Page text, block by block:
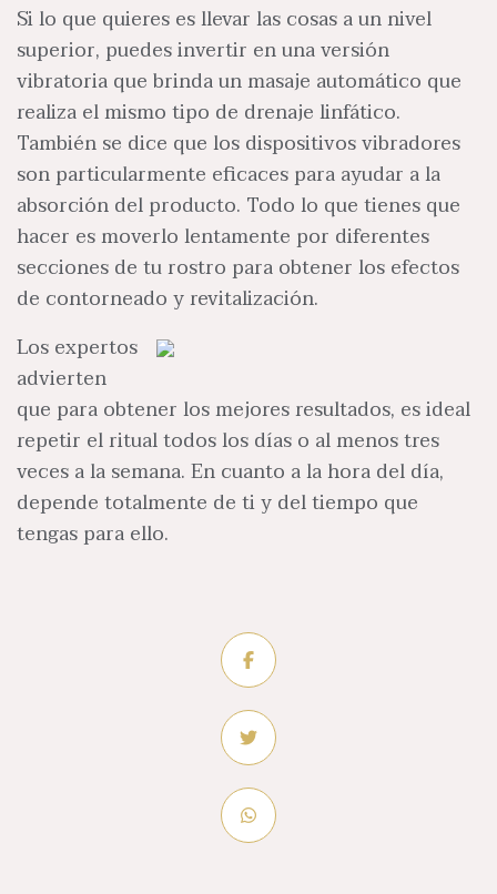
Si lo que quieres es llevar las cosas a un nivel
superior, puedes invertir en una versión
vibratoria que brinda un masaje automático que
realiza el mismo tipo de drenaje linfático.
También se dice que los dispositivos vibradores
son particularmente eficaces para ayudar a la
absorción del producto. Todo lo que tienes que
hacer es moverlo lentamente por diferentes
secciones de tu rostro para obtener los efectos
de contorneado y revitalización.
Los expertos
advierten
que para obtener los mejores resultados, es ideal
repetir el ritual todos los días o al menos tres
veces a la semana. En cuanto a la hora del día,
depende totalmente de ti y del tiempo que
tengas para ello.